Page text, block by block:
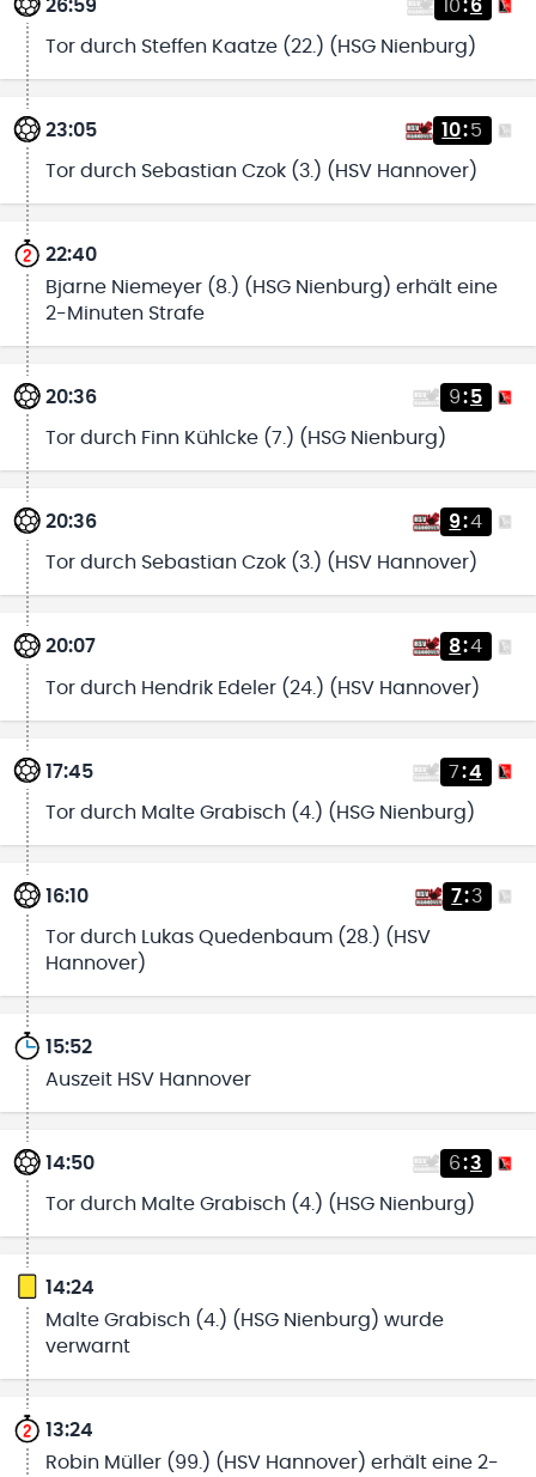
26:59 10:6
Tor durch Steffen Kaatze (22.) (HSG Nienburg)
23:05 10:5
Tor durch Sebastian Czok (3.) (HSV Hannover)
22:40
Bjarne Niemeyer (8.) (HSG Nienburg) erhält eine
2-Minuten Strafe
20:36 9:5
Tor durch Finn Kühlcke (7.) (HSG Nienburg)
20:36 9:4
Tor durch Sebastian Czok (3.) (HSV Hannover)
20:07 8:4
Tor durch Hendrik Edeler (24.) (HSV Hannover)
17:45 7:4
Tor durch Malte Grabisch (4.) (HSG Nienburg)
16:10 7:3
Tor durch Lukas Quedenbaum (28.) (HSV
Hannover)
15:52
Auszeit HSV Hannover
14:50 6:3
Tor durch Malte Grabisch (4.) (HSG Nienburg)
14:24
Malte Grabisch (4.) (HSG Nienburg) wurde
verwarnt
13:24
Robin Müller (99.) (HSV Hannover) erhält eine 2-